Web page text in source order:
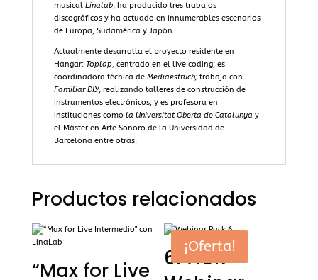
musical Linalab, ha producido tres trabajos
discográficos y ha actuado en innumerables escenarios
de Europa, Sudamérica y Japón.
Actualmente desarrolla el proyecto residente en
Hangar: Toplap, centrado en el live coding; es
coordinadora técnica de Mediaestruch;trabaja con
Familiar DIY, realizando talleres de construcción de
instrumentos electrónicos; y es profesora en
instituciones como la Universitat Oberta de Catalunya y
el Máster en Arte Sonoro de la Universidad de
Barcelona entre otras.
Productos relacionados
“Max for Live
¡Oferta!
6PACK